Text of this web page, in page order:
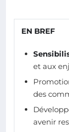
EN BREF
et aux
des
avenir